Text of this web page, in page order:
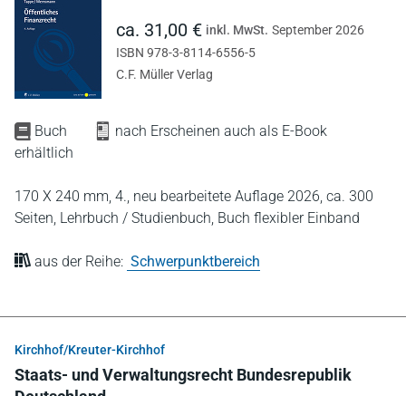
Buch
nach Erscheinen auch als E-Book
erhältlich
170 X 240 mm, 4., neu bearbeitete Auflage 2026, ca. 300
Seiten, Lehrbuch / Studienbuch, Buch flexibler Einband
aus der Reihe: Schwerpunktbereich
ca. 31,00 € inkl. MwSt. September 2026
ISBN 978-3-8114-6556-5
C.F. Müller Verlag
Kirchhof/Kreuter-Kirchhof
Staats- und Verwaltungsrecht Bundesrepublik